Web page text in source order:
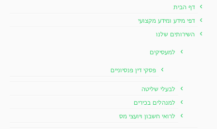
דף הבית
דפי מידע ומידע מקצועי
השירותים שלנו
למעסיקים
פסקי דין פנסיוניים
לבעלי שליטה
למנהלים בכירים
לרואי חשבון ויועצי מס